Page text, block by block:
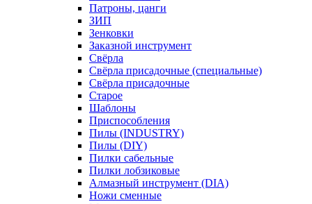
Патроны, цанги
ЗИП
Зенковки
Заказной инструмент
Свёрла
Свёрла присадочные (специальные)
Свёрла присадочные
Старое
Шаблоны
Приспособления
Пилы (INDUSTRY)
Пилы (DIY)
Пилки сабельные
Пилки лобзиковые
Алмазный инструмент (DIA)
Ножи сменные